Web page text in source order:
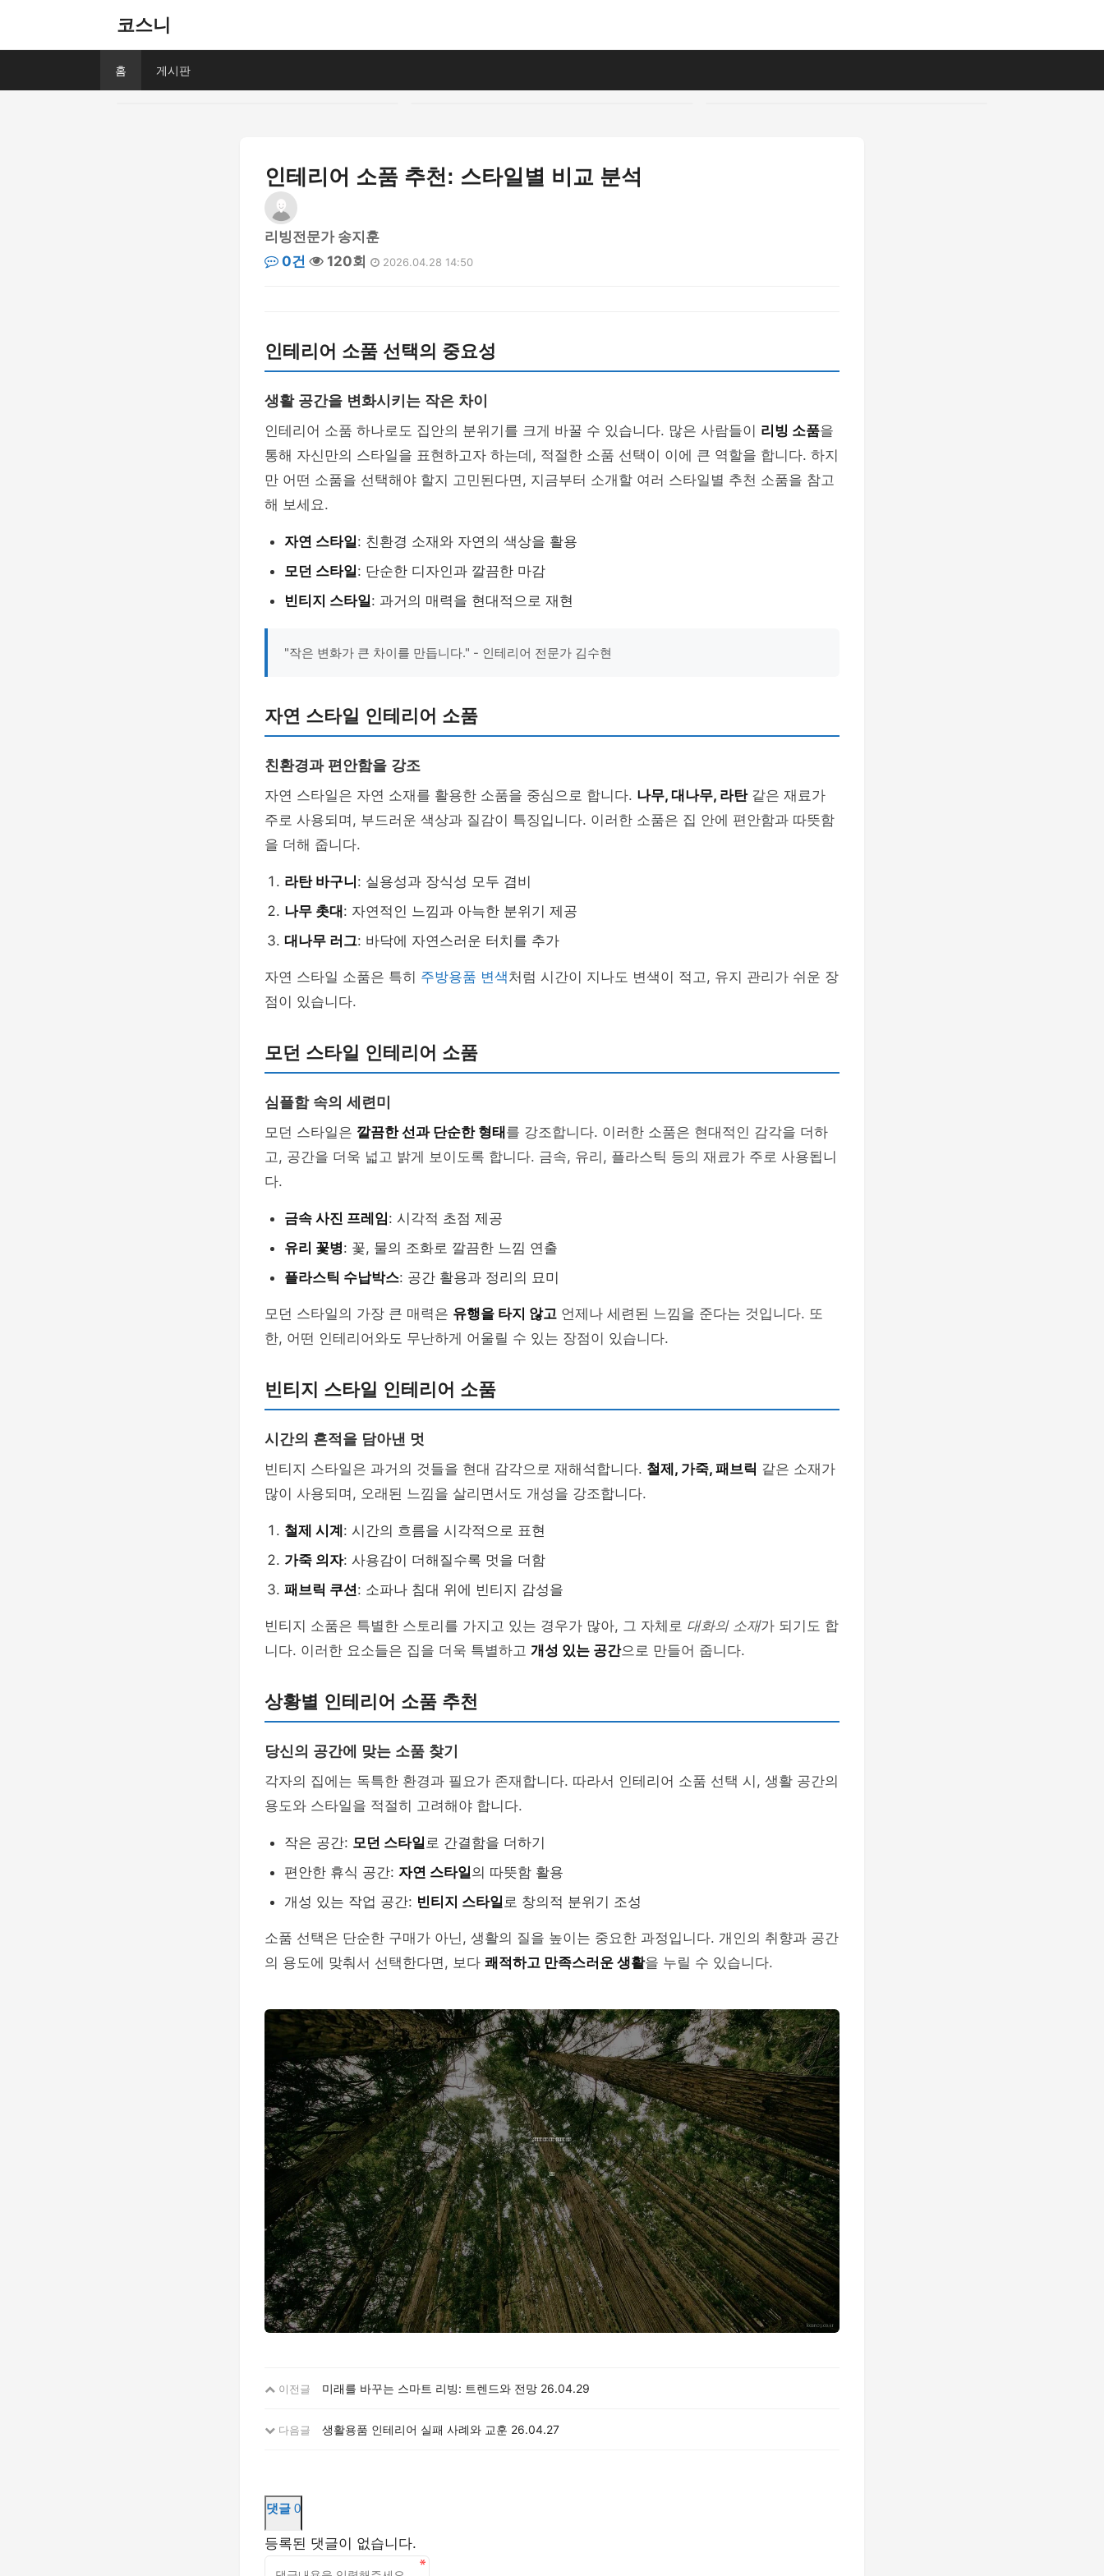
코스니
홈 게시판
인테리어 소품 추천: 스타일별 비교 분석
리빙전문가 송지훈
0건
120회 2026.04.28 14:50
인테리어 소품 선택의 중요성
생활 공간을 변화시키는 작은 차이
인테리어 소품 하나로도 집안의 분위기를 크게 바꿀 수 있습니다. 많은 사람들이 리빙 소품을
통해 자신만의 스타일을 표현하고자 하는데, 적절한 소품 선택이 이에 큰 역할을 합니다. 하지
만 어떤 소품을 선택해야 할지 고민된다면, 지금부터 소개할 여러 스타일별 추천 소품을 참고
해 보세요.
자연 스타일: 친환경 소재와 자연의 색상을 활용
모던 스타일: 단순한 디자인과 깔끔한 마감
빈티지 스타일: 과거의 매력을 현대적으로 재현
"작은 변화가 큰 차이를 만듭니다." - 인테리어 전문가 김수현
자연 스타일 인테리어 소품
친환경과 편안함을 강조
자연 스타일은 자연 소재를 활용한 소품을 중심으로 합니다. 나무, 대나무, 라탄같은 재료가
주로 사용되며, 부드러운 색상과 질감이 특징입니다. 이러한 소품은 집 안에 편안함과 따뜻함
을 더해 줍니다.
라탄 바구니 : 실용성과 장식성 모두 겸비
나무 촛대 : 자연적인 느낌과 아늑한 분위기 제공
대나무 러그: 바닥에 자연스러운 터치를 추가
자연 스타일 소품은 특히 주방용품 변색처럼 시간이 지나도 변색이 적고, 유지 관리가 쉬운 장
점이 있습니다.
모던 스타일 인테리어 소품
심플함 속의 세련미
모던 스타일은 깔끔한 선과 단순한 형태 를 강조합니다. 이러한 소품은 현대적인 감각을 더하
고, 공간을 더욱 넓고 밝게 보이도록 합니다. 금속, 유리, 플라스틱 등의 재료가 주로 사용됩니
다.
금속 사진 프레임: 시각적 초점 제공
유리 꽃병: 꽃, 물의 조화로 깔끔한 느낌 연출
플라스틱 수납박스: 공간 활용과 정리의 묘미
모던 스타일의 가장 큰 매력은 유행을 타지 않고 언제나 세련된 느낌을 준다는 것입니다. 또
한, 어떤 인테리어와도 무난하게 어울릴 수 있는 장점이 있습니다.
빈티지 스타일 인테리어 소품
시간의 흔적을 담아낸 멋
빈티지 스타일은 과거의 것들을 현대 감각으로 재해석합니다. 철제, 가죽, 패브릭 같은 소재가
많이 사용되며, 오래된 느낌을 살리면서도 개성을 강조합니다.
철제 시계 : 시간의 흐름을 시각적으로 표현
가죽 의자: 사용감이 더해질수록 멋을 더함
패브릭 쿠션: 소파나 침대 위에 빈티지 감성을
빈티지 소품은 특별한 스토리를 가지고 있는 경우가 많아, 그 자체로 대화의 소재가 되기도 합
니다. 이러한 요소들은 집을 더욱 특별하고 개성 있는 공간으로 만들어 줍니다.
상황별 인테리어 소품 추천
당신의 공간에 맞는 소품 찾기
각자의 집에는 독특한 환경과 필요가 존재합니다. 따라서 인테리어 소품 선택 시, 생활 공간의
용도와 스타일을 적절히 고려해야 합니다.
작은 공간: 모던 스타일로 간결함을 더하기
편안한 휴식 공간: 자연 스타일의 따뜻함 활용
개성 있는 작업 공간: 빈티지 스타일로 창의적 분위기 조성
소품 선택은 단순한 구매가 아닌, 생활의 질을 높이는 중요한 과정입니다. 개인의 취향과 공간
의 용도에 맞춰서 선택한다면, 보다 쾌적하고 만족스러운 생활을 누릴 수 있습니다.
이전글 미래를 바꾸는 스마트 리빙: 트렌드와 전망 26.04.29
다음글 생활용품 인테리어 실패 사례와 교훈 26.04.27
댓글 0
등록된 댓글이 없습니다.